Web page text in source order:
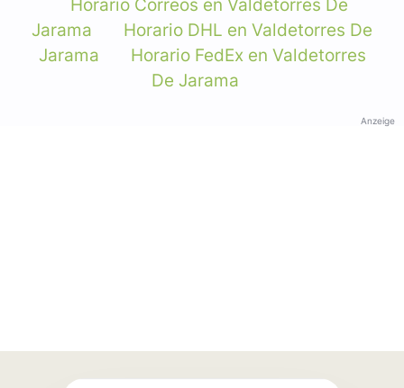
Horario Correos en Valdetorres De
Jarama
Horario DHL en Valdetorres De
Jarama
Horario FedEx en Valdetorres
De Jarama
Anzeige